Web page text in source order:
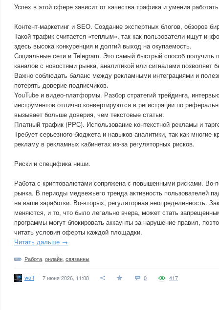
Успех в этой сфере зависит от качества трафика и умения
Контент-маркетинг и SEO. Создание экспертных блогов, обзоров
Такой трафик считается «теплым», так как пользователи ищут
здесь высока конкуренция и долгий выход на окупаемость.
Социальные сети и Telegram. Это самый быстрый способ получить
каналов с новостями рынка, аналитикой или сигналами позволяет
Важно соблюдать баланс между рекламными интеграциями и
потерять доверие подписчиков.
YouTube и видео-платформы. Разбор стратегий трейдинга,
инструментов отлично конвертируются в регистрации по
вызывает больше доверия, чем текстовые статьи.
Платный трафик (PPC). Использование контекстной рекламы и
Требует серьезного бюджета и навыков аналитики, так как многие
рекламу в рекламных кабинетах из-за регуляторных рисков.
Риски и специфика ниши.
Работа с криптовалютами сопряжена с повышенными рисками. Во-
рынка. В периоды медвежьего тренда активность пользователей
на ваши заработки. Во-вторых, регуляторная неопределенность.
меняются, и то, что было легально вчера, может стать
программы могут блокировать аккаунты за нарушение правил,
читать условия оферты каждой площадки.
Читать дальше →
Работа онлайн связанны
woff 7 июня 2026, 11:08 0 417